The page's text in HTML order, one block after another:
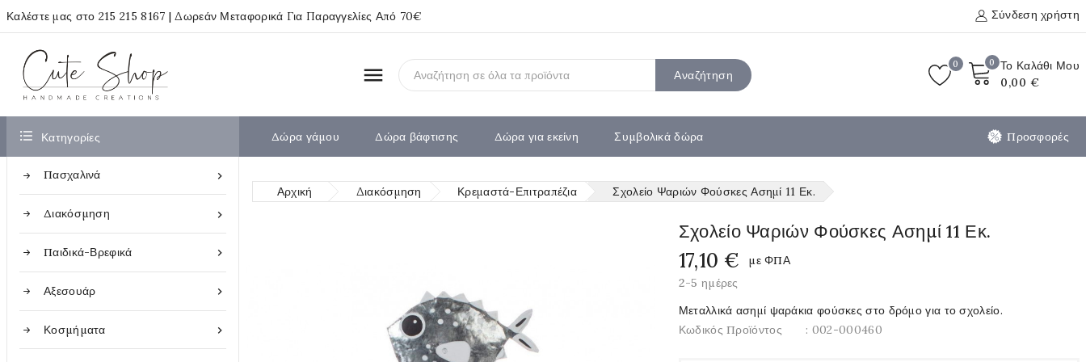
Καλέστε μας στο 215 215 8167 | Δωρεάν Μεταφορικά Για Παραγγελίες Από 70€ Σύνδεση χρήστη

0 Το Καλάθι Μου
0,00 €
Αναζήτηση
0
 Κατηγορίες

Πασχαλινά

Διακόσμηση

Παιδικά-Βρεφικά

Αξεσουάρ

Κοσμήματα
Δώρα γάμου Δώρα βάφτισης Δώρα για εκείνη Συμβολικά δώρα Προσφορές
Αρχική Διακόσμηση Κρεμαστά-Επιτραπέζια Σχολείο Ψαριών Φούσκες Ασημί 11 Εκ.
Σχολείο Ψαριών Φούσκες Ασημί 11 Εκ.
17,10 €
με ΦΠΑ
2-5 ημέρες
Μεταλλικά ασημί ψαράκια φούσκες στο δρόμο για το σχολείο.
Κωδικός Προϊόντος
: 002-000460